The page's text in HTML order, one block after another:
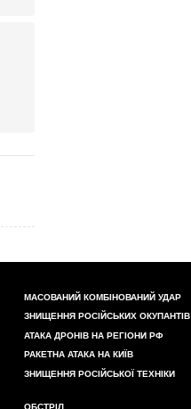
МАСОВАНИЙ КОМБІНОВАНИЙ УДАР
ЗНИЩЕННЯ РОСІЙСЬКИХ ОКУПАНТІВ
АТАКА ДРОНІВ НА РЕГІОНИ РФ
РАКЕТНА АТАКА НА КИЇВ
ЗНИЩЕННЯ РОСІЙСЬКОЇ ТЕХНІКИ
ОБСТРІЛ